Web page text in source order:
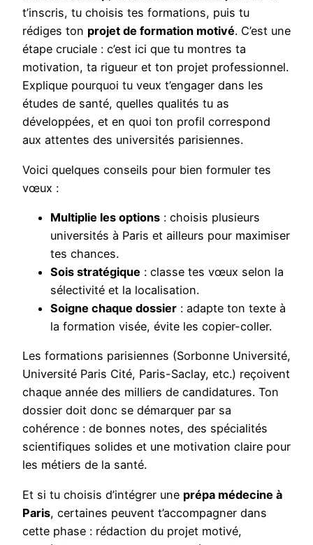
t’inscris, tu choisis tes formations, puis tu
rédiges ton projet de formation motivé. C’est une
étape cruciale : c’est ici que tu montres ta
motivation, ta rigueur et ton projet professionnel.
Explique pourquoi tu veux t’engager dans les
études de santé, quelles qualités tu as
développées, et en quoi ton profil correspond
aux attentes des universités parisiennes.
Voici quelques conseils pour bien formuler tes
vœux :
Multiplie les options : choisis plusieurs
universités à Paris et ailleurs pour maximiser
tes chances.
Sois stratégique : classe tes vœux selon la
sélectivité et la localisation.
Soigne chaque dossier : adapte ton texte à
la formation visée, évite les copier-coller.
Les formations parisiennes (Sorbonne Université,
Université Paris Cité, Paris-Saclay, etc.) reçoivent
chaque année des milliers de candidatures. Ton
dossier doit donc se démarquer par sa
cohérence : de bonnes notes, des spécialités
scientifiques solides et une motivation claire pour
les métiers de la santé.
Et si tu choisis d’intégrer une prépa médecine à
Paris, certaines peuvent t’accompagner dans
cette phase : rédaction du projet motivé,